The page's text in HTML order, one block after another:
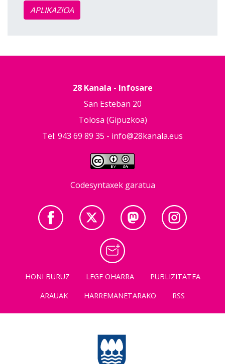
APLIKAZIOA
28 Kanala - Infosare
San Esteban 20
Tolosa (Gipuzkoa)
Tel: 943 69 89 35 - info@28kanala.eus
Codesyntaxek garatua
HONI BURUZ LEGE OHARRA
PUBLIZITATEA
ARAUAK
HARREMANETARAKO RSS